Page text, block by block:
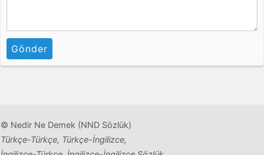
Gönder
© Nedir Ne Demek (NND Sözlük)
Türkçe-Türkçe, Türkçe-İngilizce,